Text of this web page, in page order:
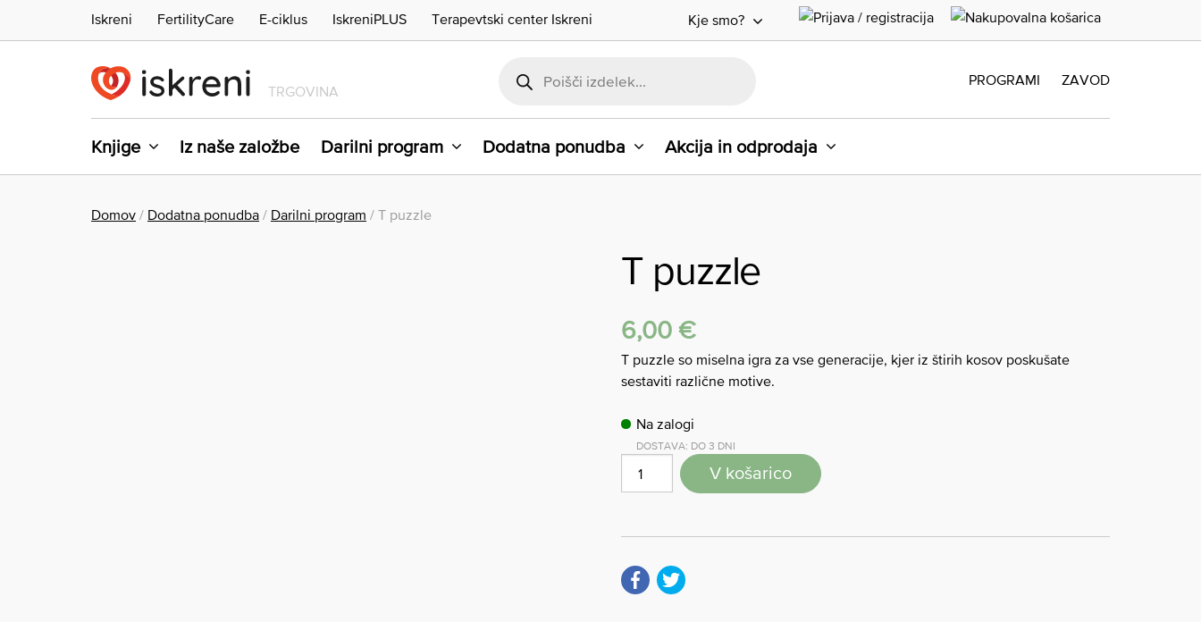
TRGOVINA
Kje smo?
Knjige Iz naše založbe Darilni program Dodatna ponudba Akcija in odprodaja
PROGRAMI ZAVOD
Iskreni FertilityCare E-ciklus IskreniPLUS Terapevtski center Iskreni
Domov / Dodatna ponudba / Darilni program / T puzzle
T puzzle
6,00 €
T puzzle so miselna igra za vse generacije, kjer iz štirih kosov poskušate
sestaviti različne motive.
Na zalogi
DOSTAVA: DO 3 DNI
V košarico